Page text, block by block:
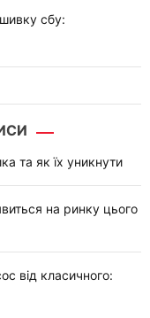
сбу:
та як їх уникнути
на ринку цього
від класичного: